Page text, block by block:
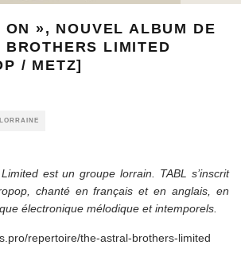
», NOUVEL ALBUM DE
LIMITED
/ METZ]
est un groupe lorrain. TABL s’inscrit
chanté en français et en anglais, en
électronique mélodique et intemporels.
repertoire/the-astral-brothers-limited